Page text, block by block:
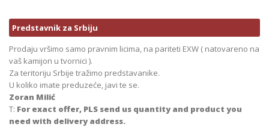
Predstavnik za Srbiju
Prodaju vršimo samo pravnim licima, na pariteti EXW ( natovareno na
vaš kamijon u tvornici ).
Za teritoriju Srbije tražimo predstavanike.
U koliko imate preduzeće, javi te se.
Zoran Milić
T: For exact offer, PLS send us quantity and product you
need with delivery address.